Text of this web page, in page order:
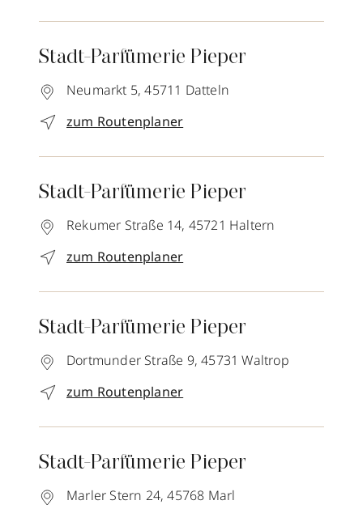
Stadt-Parfümerie Pieper
Neumarkt 5, 45711 Datteln
zum Routenplaner
Stadt-Parfümerie Pieper
Rekumer Straße 14, 45721 Haltern
zum Routenplaner
Stadt-Parfümerie Pieper
Dortmunder Straße 9, 45731 Waltrop
zum Routenplaner
Stadt-Parfümerie Pieper
Marler Stern 24, 45768 Marl